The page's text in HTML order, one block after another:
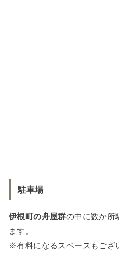
駐車場
伊根町の舟屋群の中に数か所
ます。
※有料になるスペースもござ